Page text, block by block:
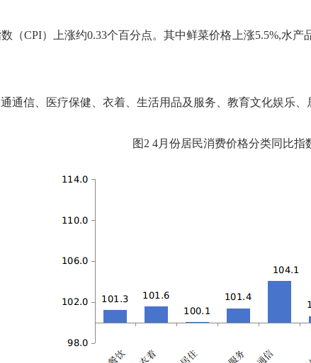
（CPI）上涨约0.33个百分点。其中鲜菜价格上涨5.5%,水
通信、医疗保健、衣着、生活用品及服务、教育文化娱乐、
图 2 4月份居民消费价格分类同比指